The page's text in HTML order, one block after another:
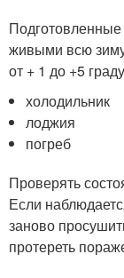
живыми всю
от + 1 до +5
холодильник
лоджия
погреб
Проверять
Если
заново
протереть